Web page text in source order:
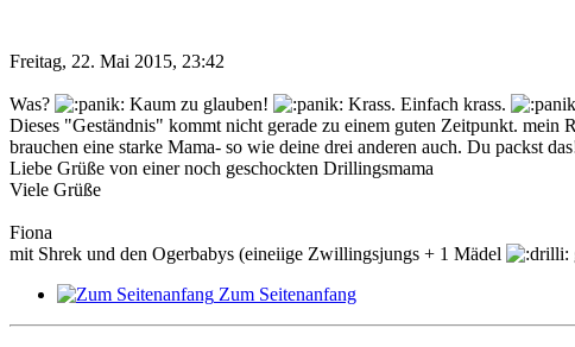
Freitag, 22. Mai 2015, 23:42
Was? Kaum zu glauben!
Krass. Einfach krass.
Dieses "Geständnis" kommt nicht gerade zu einem guten Zeitpunkt.
brauchen eine starke Mama- so wie deine drei anderen auch. Du packst
Liebe Grüße von einer noch geschockten Drillingsmama
Viele Grüße
Fiona
mit Shrek und den Ogerbabys (eineiige Zwillingsjungs + 1 Mädel
Zum Seitenanfang